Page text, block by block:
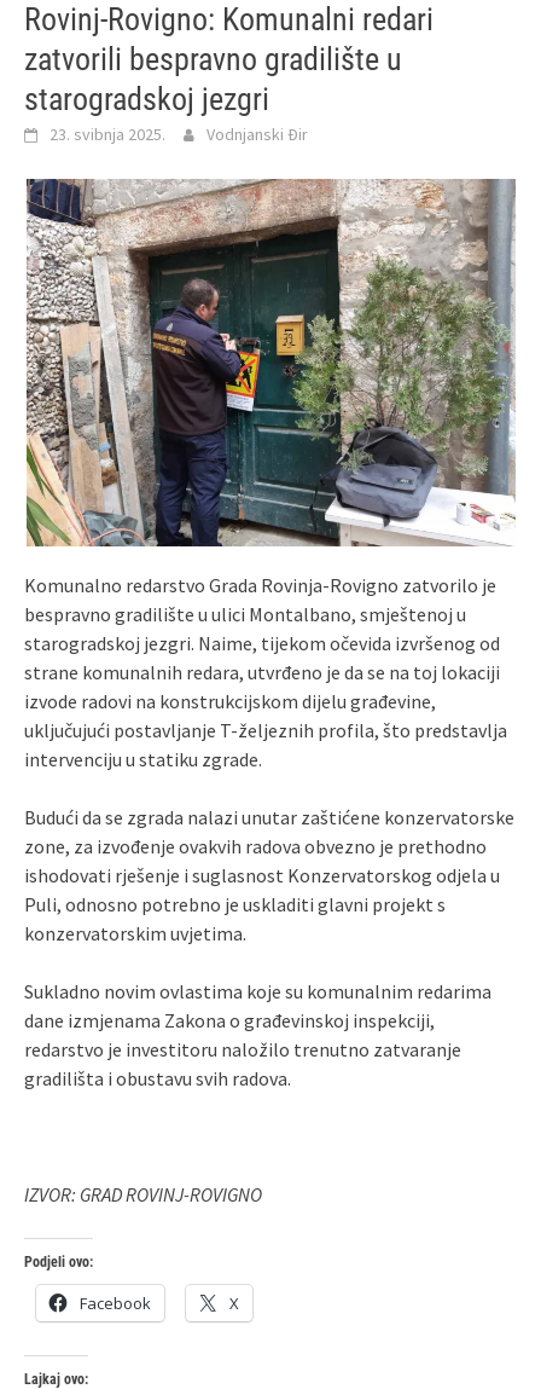
Rovinj-Rovigno: Komunalni redari
zatvorili bespravno gradilište u
starogradskoj jezgri
23. svibnja 2025. Vodnjanski Đir
Komunalno redarstvo Grada Rovinja-Rovigno zatvorilo je
bespravno gradilište u ulici Montalbano, smještenoj u
starogradskoj jezgri. Naime, tijekom očevida izvršenog od
strane komunalnih redara, utvrđeno je da se na toj lokaciji
izvode radovi na konstrukcijskom dijelu građevine,
uključujući postavljanje T-željeznih profila, što predstavlja
intervenciju u statiku zgrade.
Budući da se zgrada nalazi unutar zaštićene konzervatorske
zone, za izvođenje ovakvih radova obvezno je prethodno
ishodovati rješenje i suglasnost Konzervatorskog odjela u
Puli, odnosno potrebno je uskladiti glavni projekt s
konzervatorskim uvjetima.
Sukladno novim ovlastima koje su komunalnim redarima
dane izmjenama Zakona o građevinskoj inspekciji,
redarstvo je investitoru naložilo trenutno zatvaranje
gradilišta i obustavu svih radova.
IZVOR: GRAD ROVINJ-ROVIGNO
Podjeli ovo:
Facebook X
Lajkaj ovo: